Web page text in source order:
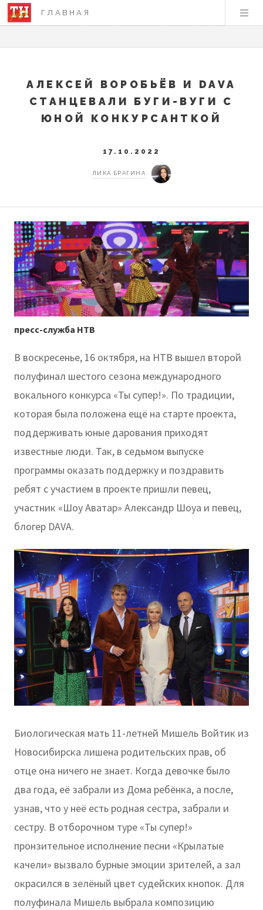
ГЛАВНАЯ
АЛЕКСЕЙ ВОРОБЬЁВ И DAVA
СТАНЦЕВАЛИ БУГИ-ВУГИ С
ЮНОЙ КОНКУРСАНТКОЙ
17.10.2022
ЛИКА БРАГИНА
пресс-служба НТВ
В воскресенье, 16 октября, на НТВ вышел второй
полуфинал шестого сезона международного
вокального конкурса «Ты супер!». По традиции,
которая была положена ещё на старте проекта,
поддерживать юные дарования приходят
известные люди. Так, в седьмом выпуске
программы оказать поддержку и поздравить
ребят с участием в проекте пришли певец,
участник «Шоу Аватар» Александр Шоуа и певец,
блогер DAVA.
Биологическая мать 11-летней Мишель Войтик из
Новосибирска лишена родительских прав, об
отце она ничего не знает. Когда девочке было
два года, её забрали из Дома ребёнка, а после,
узнав, что у неё есть родная сестра, забрали и
сестру. В отборочном туре «Ты супер!»
пронзительное исполнение песни «Крылатые
качели» вызвало бурные эмоции зрителей, а зал
окрасился в зелёный цвет судейских кнопок. Для
полуфинала Мишель выбрала композицию